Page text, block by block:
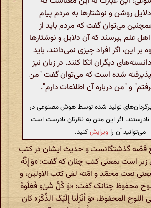
روشن و نوشتارها به مردم پیام
می‌توان گفت که مردم باید از
علم بپرسند که آن دلایل و نوشتارها
این، اگر افراد چیزی نمی‌دانند، باید
دیگران اتکا کنند. در زبان نیز
پذیرفته شده است که می‌توان گفت "من
و "من درباره‌ آن اطلاعات دارم".
برگردان‌های تولید شده توسط هوش مصنوعی در
نادرستند. اگر این متن به نظرتان نادرست است
می‌توانید آن را ویرایشکنید.
قصّه گذشتگانست و حدیث ایشان در کتب
زبر است بمعنی کتب چنان که گفت: «وَ إِنَّهُ
یعنی نعت محمّد و امّته لفی کتب الاولین، و
محفوظ چنانک گفت: «وَ کُلُّ شَیْ‌ءٍ فَعَلُوهُ
اللوح المحفوظ، «وَ أَنْزَلْنا إِلَیْکَ الذِّکْرَ» کان